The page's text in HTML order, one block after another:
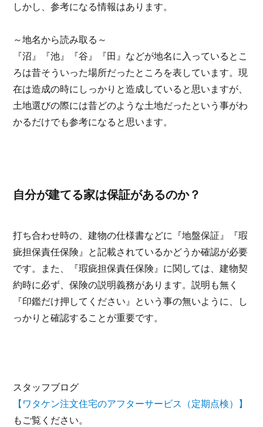
しかし、参考になる情報はあります。
～地名から読み取る～
『沼』『池』『谷』『田』などが地名に入っているとこ
ろは昔そういった場所だったところを表しています。現
在は造成の時にしっかりと造成していると思いますが、
土地選びの際には昔どのような土地だったという事がわ
かるだけでも参考になると思います。
自分が建てる家は保証があるのか？
打ち合わせ時の、建物の仕様書などに『地盤保証』『瑕
疵担保責任保険』と記載されているかどうか確認が必要
です。また、『瑕疵担保責任保険』に関しては、建物契
約時に必ず、保険の説明義務があります。説明も無く
『印鑑だけ押してください』という事の無いように、し
っかりと確認することが重要です。
スタッフブログ
【ワタケン注文住宅のアフターサービス（定期点検）】
もご覧ください。